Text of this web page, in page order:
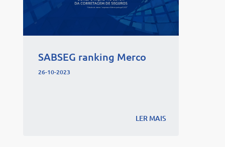
SABSEG ranking Merco
26-10-2023
LER MAIS